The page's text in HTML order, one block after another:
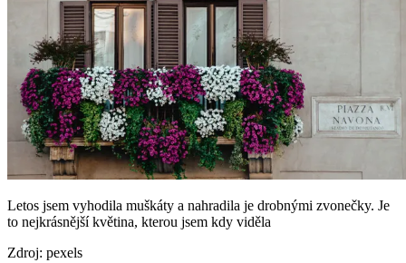
Letos jsem vyhodila muškáty a nahradila je drobnými zvonečky. Je
to nejkrásnější květina, kterou jsem kdy viděla
Zdroj: pexels